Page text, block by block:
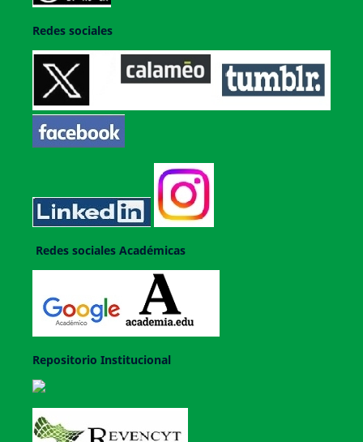
Redes sociales
Redes sociales Académicas
Repositorio Institucional